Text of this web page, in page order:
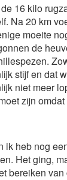
16 kilo
Na 20 km
moeite
de
stijf en dat
niet meer
zijn
heb nog
Het ging,
bereiken van